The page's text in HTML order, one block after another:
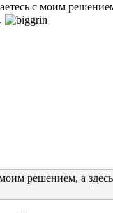
с моим
решением, а